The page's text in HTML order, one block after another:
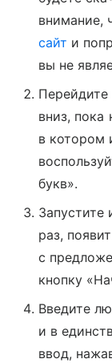
внимание,
сайт и
вы не
Перейдите
вниз, пока
в котором
букв».
Запустите
раз,
с
кнопку
Введите
и в
ввод,